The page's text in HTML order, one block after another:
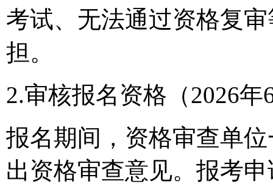
考试、无法通过资格复
担。
2.审核报名资格（2026
报名期间，资格审查单
出资格审查意见。报考